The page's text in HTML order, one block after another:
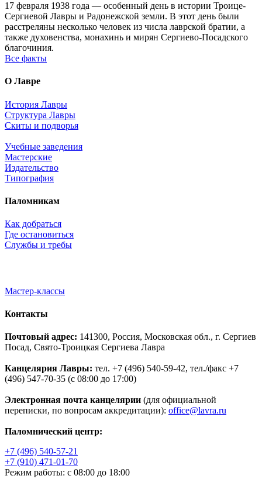
17 февраля 1938 года — особенный день в истории Троице-
Сергиевой Лавры и Радонежской земли. В этот день были
расстреляны несколько человек из числа лаврской братии, а
также духовенства, монахинь и мирян Сергиево-Посадского
благочиния.
Все факты
О Лавре
История Лавры
Структура Лавры
Скиты и подворья
Учебные заведения
Мастерские
Издательство
Типография
Паломникам
Как добраться
Где остановиться
Службы и требы
Мастер-классы
Контакты
Почтовый адрес: 141300, Россия, Московская обл., г. Сергиев
Посад, Свято-Троицкая Сергиева Лавра
Канцелярия Лавры: тел. +7 (496) 540-59-42, тел./факс +7
(496) 547-70-35 (с 08:00 до 17:00)
Электронная почта канцелярии (для официальной
переписки, по вопросам аккредитации): office@lavra.ru
Паломнический центр:
+7 (496) 540-57-21
+7 (910) 471-01-70
Режим работы: с 08:00 до 18:00